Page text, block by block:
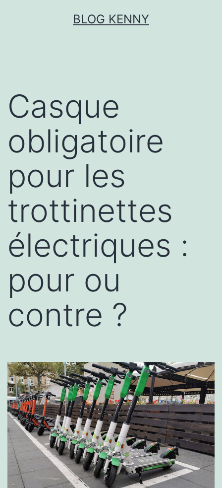
BLOG KENNY
Casque
obligatoire
pour les
trottinettes
électriques :
pour ou
contre ?